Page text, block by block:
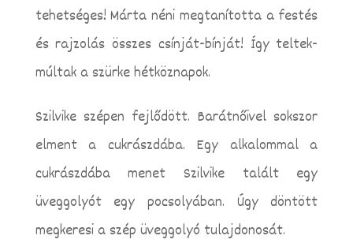
tehetséges! Márta néni megtanította a festés
és rajzolás összes csínját-bínját! Így teltek-
múltak a szürke hétköznapok.
Szilvike szépen fejlődött. Barátnőivel sokszor
elment a cukrászdába. Egy alkalommal a
cukrászdába menet Szilvike talált egy
üveggolyót egy pocsolyában. Úgy döntött
megkeresi a szép üveggolyó tulajdonosát.